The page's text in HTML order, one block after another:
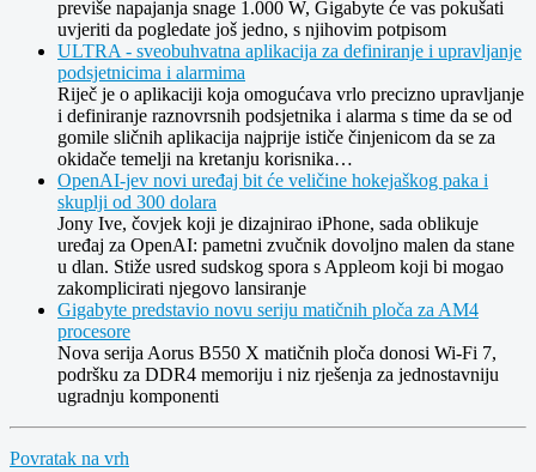
previše napajanja snage 1.000 W, Gigabyte će vas pokušati
uvjeriti da pogledate još jedno, s njihovim potpisom
ULTRA - sveobuhvatna aplikacija za definiranje i upravljanje
podsjetnicima i alarmima
Riječ je o aplikaciji koja omogućava vrlo precizno upravljanje
i definiranje raznovrsnih podsjetnika i alarma s time da se od
gomile sličnih aplikacija najprije ističe činjenicom da se za
okidače temelji na kretanju korisnika…
OpenAI-jev novi uređaj bit će veličine hokejaškog paka i
skuplji od 300 dolara
Jony Ive, čovjek koji je dizajnirao iPhone, sada oblikuje
uređaj za OpenAI: pametni zvučnik dovoljno malen da stane
u dlan. Stiže usred sudskog spora s Appleom koji bi mogao
zakomplicirati njegovo lansiranje
Gigabyte predstavio novu seriju matičnih ploča za AM4
procesore
Nova serija Aorus B550 X matičnih ploča donosi Wi-Fi 7,
podršku za DDR4 memoriju i niz rješenja za jednostavniju
ugradnju komponenti
Povratak na vrh